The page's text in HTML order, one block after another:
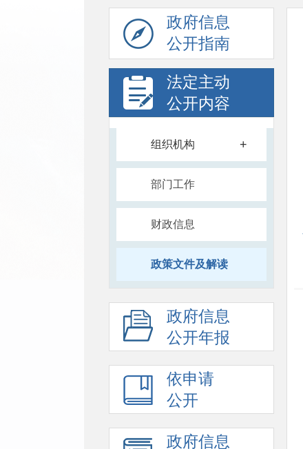
政府信息
公开指南
法定主动
公开内容
组织机构 +
部门工作
财政信息
政策文件及解读
政府信息
公开年报
依申请
公开
政府信息